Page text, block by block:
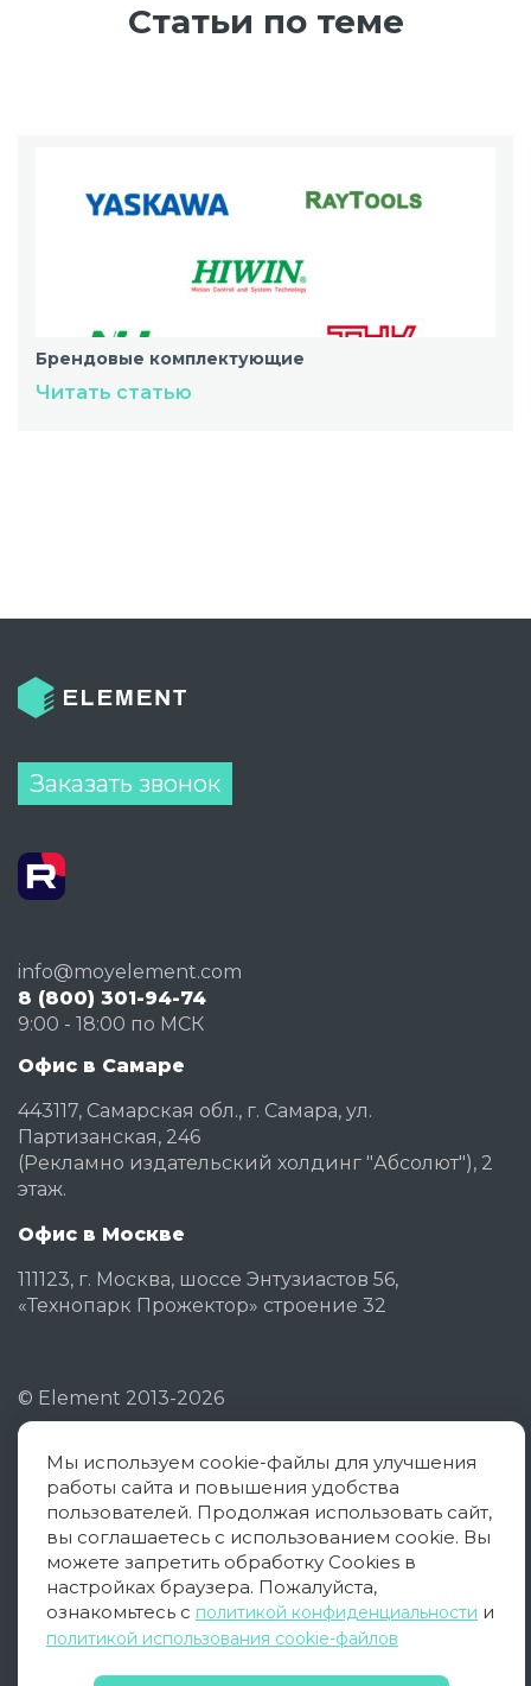
Статьи по теме
Брендовые комплектующие
Читать статью
Заказать звонок
info@moyelement.com
8 (800) 301-94-74
9:00 - 18:00 по МСК
Офис в Самаре
443117, Самарская обл., г. Самара, ул.
Партизанская, 246
(Рекламно издательский холдинг "Абсолют"), 2
этаж.
Офис в Москве
111123, г. Москва, шоссе Энтузиастов 56,
«Технопарк Прожектор» строение 32
© Element 2013-2026
Политика конфиденциальности
Согласие на обработку ПД
Политика использования cookies
Оферта
Мы используем cookie-файлы для улучшения
работы сайта и повышения удобства
пользователей. Продолжая использовать сайт,
вы соглашаетесь с использованием cookie. Вы
можете запретить обработку Cookies в
настройках браузера. Пожалуйста,
ознакомьтесь с политикой конфиденциальности и
политикой использования cookie-файлов